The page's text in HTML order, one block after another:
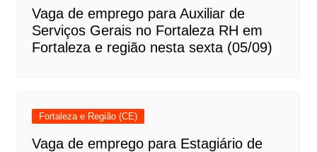
Vaga de emprego para Auxiliar de
Serviços Gerais no Fortaleza RH em
Fortaleza e região nesta sexta (05/09)
Fortaleza e Região (CE)
Vaga de emprego para Estagiário de